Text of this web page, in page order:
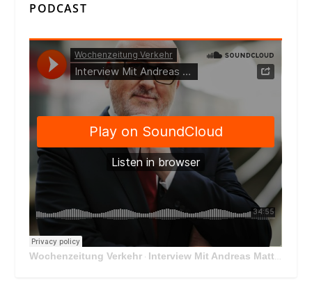
PODCAST
Wochenzeitung Verkehr · Interview Mit Andreas Matthä, CEO der ÖBB Holding